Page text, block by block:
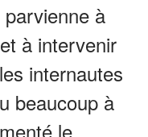
à
à intervenir
internautes
beaucoup à
le